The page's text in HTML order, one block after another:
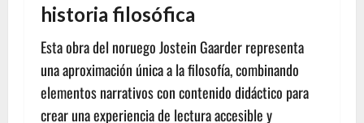
historia filosófica
Esta obra del noruego Jostein Gaarder representa
una aproximación única a la filosofía, combinando
elementos narrativos con contenido didáctico para
crear una experiencia de lectura accesible y